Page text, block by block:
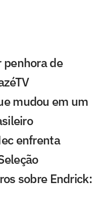
de
mudou em um
enfrenta
sobre Endrick: